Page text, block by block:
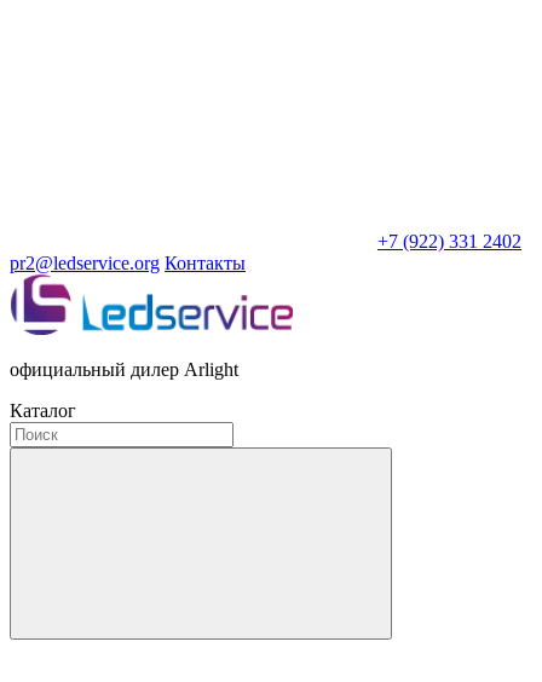
+7 (922) 331 2402
pr2@ledservice.org Контакты
официальный дилер Arlight
Каталог